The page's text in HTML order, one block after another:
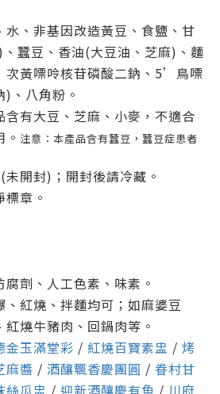
水、非基因改造黃豆、食鹽、甘
蠶豆、香油(大豆油、芝麻)、麵
黃嘌呤核苷磷酸二鈉、5’鳥嘌
、八角粉。
含有大豆、芝麻、小麥，不適合
注意：本產品含有蠶豆，蠶豆症患者
開封)；開封後請冷藏。
章。
劑、人工色素、味素。
、紅燒、拌麵均可；如麻婆豆
燒牛豬肉、回鍋肉等。
金玉滿堂彩 / 紅燒百寶素盅 / 烤
麻醬 / 酒釀飄香慶團圓 / 眷村甘
絲瓜盅 / 迎新酒釀慶有魚 / 川府